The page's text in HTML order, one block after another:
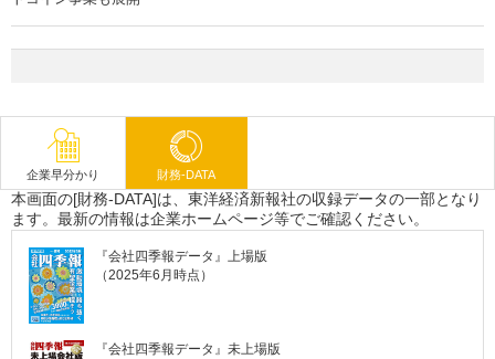
企業早分かり 財務-DATA
本画面の[財務-DATA]は、東洋経済新報社の収録データの一部となり
ます。最新の情報は企業ホームページ等でご確認ください。
『会社四季報データ』上場版
（2025年6月時点）
『会社四季報データ』未上場版